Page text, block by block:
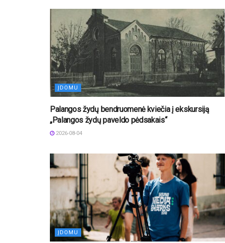
ĮDOMU
Palangos žydų bendruomenė kviečia į ekskursiją
„Palangos žydų paveldo pėdsakais“
2026-08-04
ĮDOMU